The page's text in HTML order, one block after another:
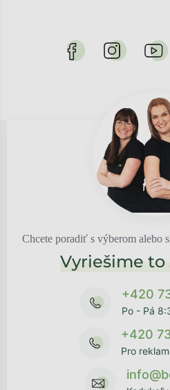
Chcete poradiť s výberom alebo
Vyriešime to
+420
Po - Pá
+420
Pro